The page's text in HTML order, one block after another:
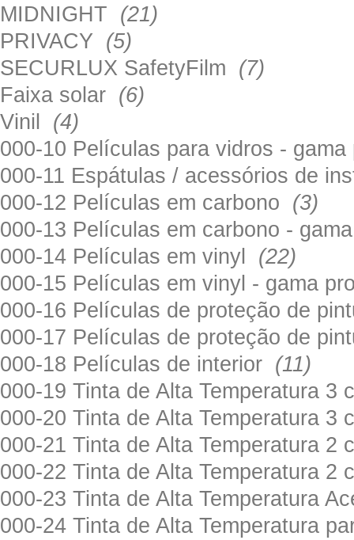
MIDNIGHT (21)
PRIVACY (5)
SECURLUX SafetyFilm (7)
Faixa solar (6)
Vinil (4)
000-10 Películas para vidros -
000-11 Espátulas / acessórios de
000-12 Películas em carbono (3)
000-13 Películas em carbono -
000-14 Películas em vinyl (22)
000-15 Películas em vinyl - gama
000-16 Películas de proteção de
000-17 Películas de proteção de
000-18 Películas de interior (11)
000-19 Tinta de Alta Temperatura
000-20 Tinta de Alta Temperatura
000-21 Tinta de Alta Temperatura
000-22 Tinta de Alta Temperatura
000-23 Tinta de Alta Temperatura
000-24 Tinta de Alta Temperatura